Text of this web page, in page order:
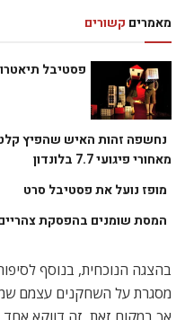
מאמרים קשורים
פסטיבל
נחשפה זהות האיש שהפיץ
מאחורי פיגועי 7.7 בלונדון
מופז נועל את פסטיבל סרט
המסת שומנים בהפסקת
בהצגה הנוכחית, בנוסף
מסגרת על השחקנים עצמם
אך במקום זאת, זה דווקא